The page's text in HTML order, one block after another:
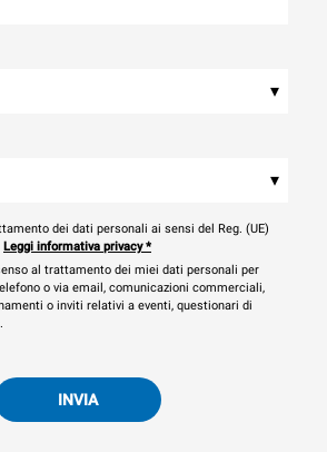
▾
▾
dei dati personali ai sensi del Reg. (UE)
Leggi informativa privacy*
al trattamento dei miei dati personali per
o via email, comunicazioni commerciali,
o inviti relativi a eventi, questionari di
INVIA